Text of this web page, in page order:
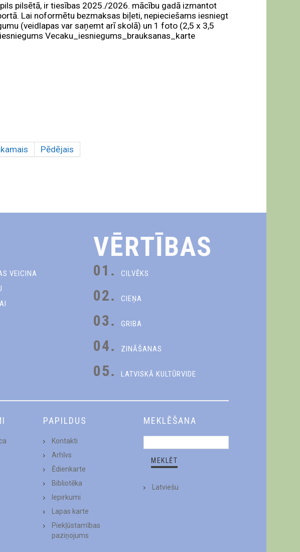
pilsētā, ir tiesības 2025./2026. mācību gadā izmantot
Lai noformētu bezmaksas biļeti, nepieciešams iesniegt
(veidlapas var saņemt arī skolā) un 1 foto (2,5 x 3,5
Vecaku_iesniegums_brauksanas_karte
Pēdējais
VEICINA
VĒRTĪBAS
01. CILVĒKS
02. CIEŅA
03. GRIBA
04. ZINĀŠANAS
05. LATVISKĀ KULTŪRVIDE
PAPILDUS
Kontakti
Arhīvs
Ēdienkarte
Bibliotēka
Iepirkumi
Lapas karte
Piekļūstamības
paziņojums
MEKLĒŠANA
Latviešu